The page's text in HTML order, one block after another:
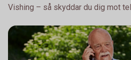
Vishing – så skyddar du dig mot